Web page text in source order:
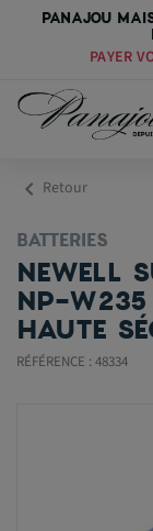
PANAJOU
PAYER
chevron_left Retour
BATTERIES
NEWELL
NP-W235
HAUTE
RÉFÉRENCE : 48334